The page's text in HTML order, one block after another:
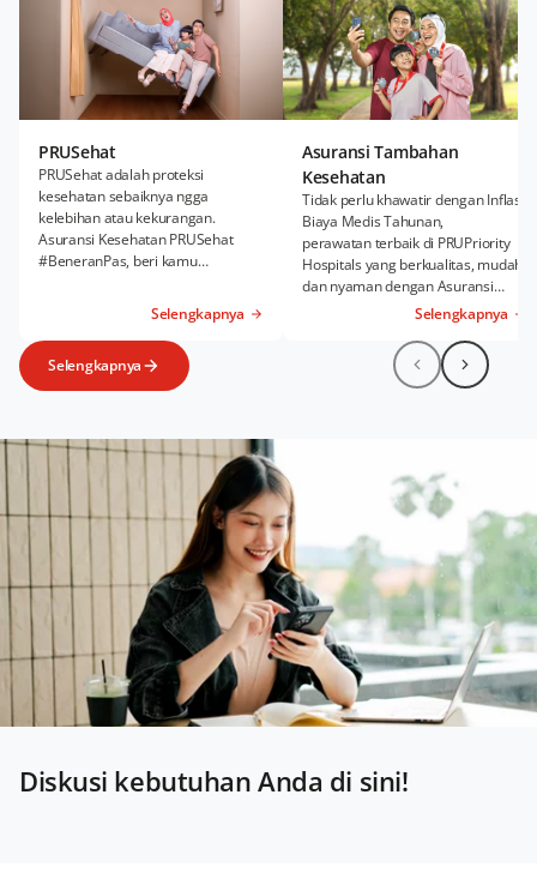
PRUSehat
PRUSehat adalah proteksi
kesehatan sebaiknya ngga
kelebihan atau kekurangan.
Asuransi Kesehatan PRUSehat
#BeneranPas, beri kamu
Rawat Jalan sesuai kebutuhanmu.
Selengkapnya
Asuransi Tambahan
Kesehatan
Tidak perlu khawatir dengan Inflasi
Biaya Medis Tahunan,
perawatan terbaik di PRUPriority
Hospitals yang berkualitas, mudah,
dan nyaman dengan Asuransi
Kesehatan Tambahan PRUWell
Selengkapnya
Selengkapnya
Diskusi kebutuhan Anda di sini!